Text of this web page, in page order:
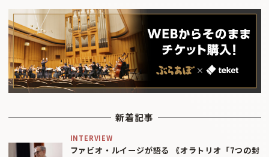
新着記事
INTERVIEW
ファビオ・ルイージが語る 《オラトリオ「7つの封